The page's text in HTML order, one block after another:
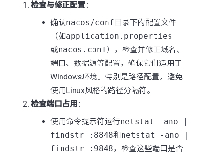
检查与修正配置：
确认nacos/conf 目录下的配置文件
（如application.properties
或nacos.conf），检查并修正域名、
端口、数据源等配置，确保它们适用于
Windows环境。特别是路径配置，避免
使用Linux风格的路径分隔符。
检查端口占用 ：
使用命令提示符运行netstat -ano |
findstr :8848和netstat -ano |
findstr :9848，检查这些端口是否